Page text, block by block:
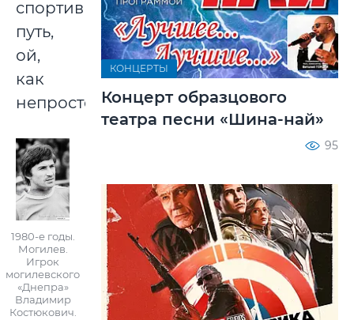
спортивный
путь,
ой,
как
непросто!
1980-е годы.
Могилев.
Игрок
могилевского
«Днепра»
Владимир
Костюкович.
КОНЦЕРТЫ
Концерт образцового
театра песни «Шина-най»
95